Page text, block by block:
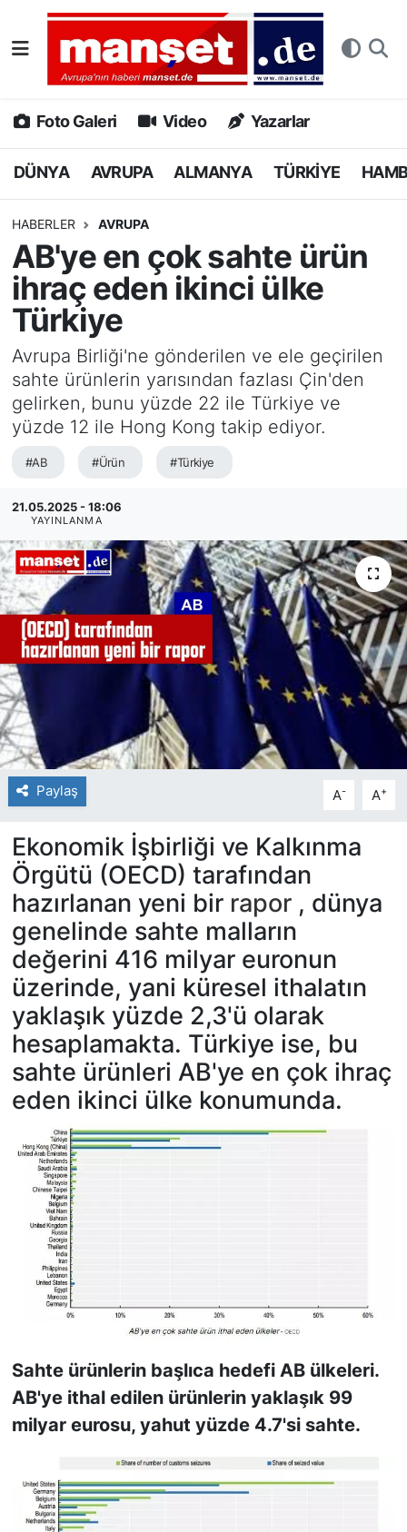
Foto Galeri Video Yazarlar
DÜNYA AVRUPA ALMANYA TÜRKİYE
HABERLER AVRUPA
AB'ye en çok sahte ürün
ihraç eden ikinci ülke
Türkiye
Avrupa Birliği'ne gönderilen ve ele geçirilen
sahte ürünlerin yarısından fazlası Çin'den
gelirken, bunu yüzde 22 ile Türkiye ve
yüzde 12 ile Hong Kong takip ediyor.
#AB #Ürün #Türkiye
21.05.2025 - 18:06
YAYINLANMA
Paylaş A- A+
Ekonomik İşbirliği ve Kalkınma
Örgütü (OECD) tarafından
hazırlanan yeni bir rapor , dünya
genelinde sahte malların
değerini 416 milyar euronun
üzerinde, yani küresel ithalatın
yaklaşık yüzde 2,3'ü olarak
hesaplamakta. Türkiye ise, bu
sahte ürünleri AB'ye en çok ihraç
eden ikinci ülke konumunda.
Sahte ürünlerin başlıca hedefi AB ülkeleri.
AB'ye ithal edilen ürünlerin yaklaşık 99
milyar eurosu, yahut yüzde 4.7'si sahte.
DÜNYA
AVRUPA
ALMANYA
HAMBURG
SPOR
DEUTSCH
EKONOMİ
SİYASET
Nöbetçi Eczaneler
Hava Durumu
Namaz Vakitleri
Puan Durumu ve Fikstür
Tüm Manşetler
Son Dakika Haberleri
Haber Arşivi